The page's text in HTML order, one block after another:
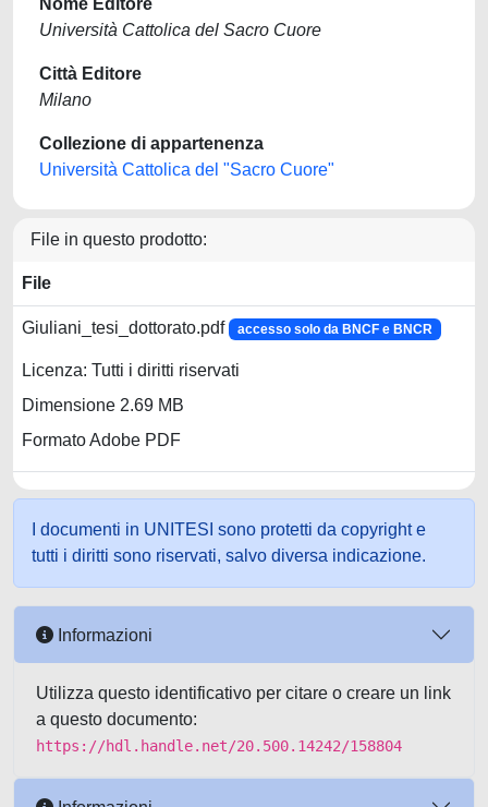
Nome Editore
Università Cattolica del Sacro Cuore
Città Editore
Milano
Collezione di appartenenza
Università Cattolica del "Sacro Cuore"
File in questo prodotto:
File
Giuliani_tesi_dottorato.pdf accesso solo da BNCF e BNCR
Licenza: Tutti i diritti riservati
Dimensione 2.69 MB
Formato Adobe PDF
I documenti in UNITESI sono protetti da copyright e
tutti i diritti sono riservati, salvo diversa indicazione.
Informazioni
Utilizza questo identificativo per citare o creare un link
a questo documento:
https://hdl.handle.net/20.500.14242/158804